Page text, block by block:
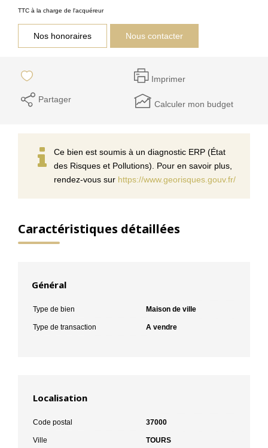
TTC à la charge de l'acquéreur
Nos honoraires Nous contacter
Imprimer
Partager Calculer mon budget
Ce bien est soumis à un diagnostic ERP (État
des Risques et Pollutions). Pour en savoir plus,
rendez-vous sur https://www.georisques.gouv.fr/
Caractéristiques détaillées
Général
Type de bien Maison de ville
Type de transaction A vendre
Localisation
Code postal 37000
Ville TOURS